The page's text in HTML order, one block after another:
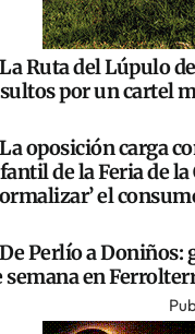
La Ruta del Lúpulo
por un cartel
La oposición carga
de la Feria de
el
De Perlío a
semana en